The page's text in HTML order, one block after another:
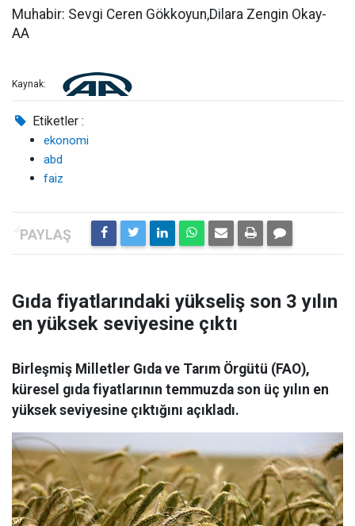
Muhabir: Sevgi Ceren Gökkoyun,Dilara Zengin Okay-
AA
Kaynak:
Etiketler :
ekonomi
abd
faiz
Gıda fiyatlarındaki yükseliş son 3 yılın
en yüksek seviyesine çıktı
Birleşmiş Milletler Gıda ve Tarım Örgütü (FAO),
küresel gıda fiyatlarının temmuzda son üç yılın en
yüksek seviyesine çıktığını açıkladı.